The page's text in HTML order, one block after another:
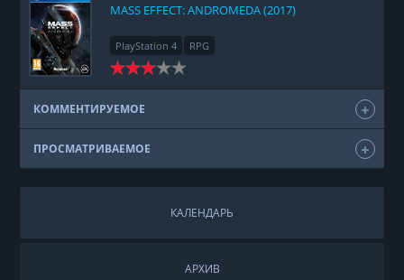
MASS EFFECT: ANDROMEDA (2017)
PlayStation 4 RPG
КОММЕНТИРУЕМОЕ
ПРОСМАТРИВАЕМОЕ
КАЛЕНДАРЬ
АРХИВ